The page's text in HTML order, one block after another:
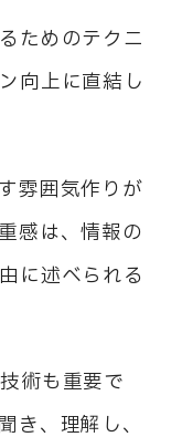
ためのテクニ
向上に直結し
雰囲気作りが
感は、情報の
に述べられる
術も重要で
き、理解し、